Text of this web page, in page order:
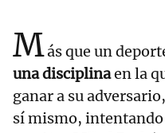
Más que un
una disciplinaen la
ganar a su
sí mismo,